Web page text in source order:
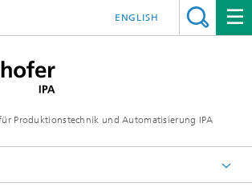
Produktionstechnik und Automatisierung IPA
ENGLISH